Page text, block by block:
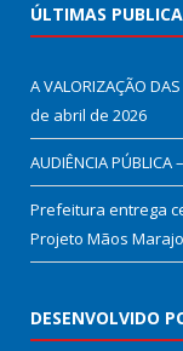
ÚLTIMAS
A VALORIZAÇÃO
de abril de 2026
AUDIÊNCIA PÚBLICA
Prefeitura entrega
Projeto Mãos
DESENVOLVIDO